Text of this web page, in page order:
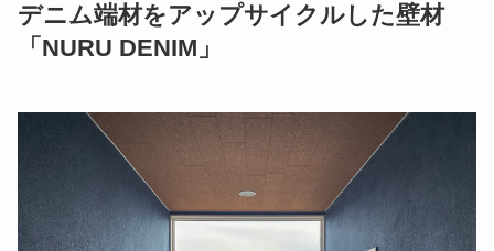
デニム端材をアップサイクルした壁材
「NURU DENIM」